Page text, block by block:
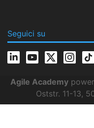
Seguici su
Agile Academy
Oststr. 11-13,